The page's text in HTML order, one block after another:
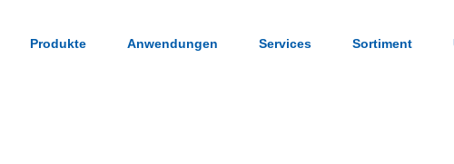
Produkte Anwendungen Services Sortiment